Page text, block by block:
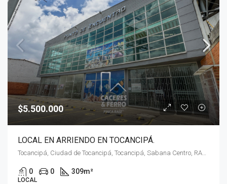
$5.500.000
LOCAL EN ARRIENDO EN TOCANCIPÁ.
Tocancipá, Ciudad de Tocancipá, Tocancipá, Sabana Centro, RAP (Especial) Central, 251010, Colombia
0 0 309m²
LOCAL